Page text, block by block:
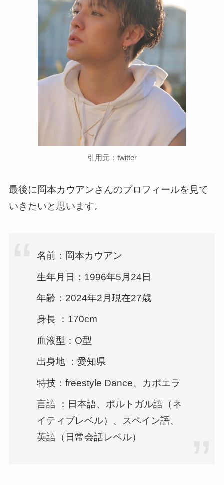
引用元：twitter
最後に岡本カウアンさんのプロフィールを見て
いきたいと思います。
名前：岡本カウアン
生年月日：1996年5月24日
年齢：2024年2月現在27歳
身長 ：170cm
血液型：O型
出身地 ：愛知県
特技：freestyle Dance、カポエラ
言語 ：日本語、ポルトガル語（ネ
イティブレベル）、スペイン語、
英語（日常会話レベル）